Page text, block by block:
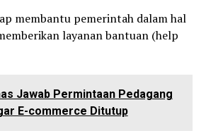
membantu pemerintah dalam hal
layanan bantuan (help
Jawab Permintaan Pedagang
E-commerce Ditutup